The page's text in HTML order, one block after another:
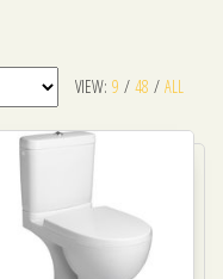
VIEW: 9 / 48 / ALL